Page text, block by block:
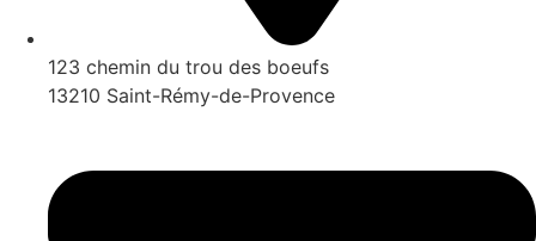
123 chemin du trou des boeufs
13210 Saint-Rémy-de-Provence